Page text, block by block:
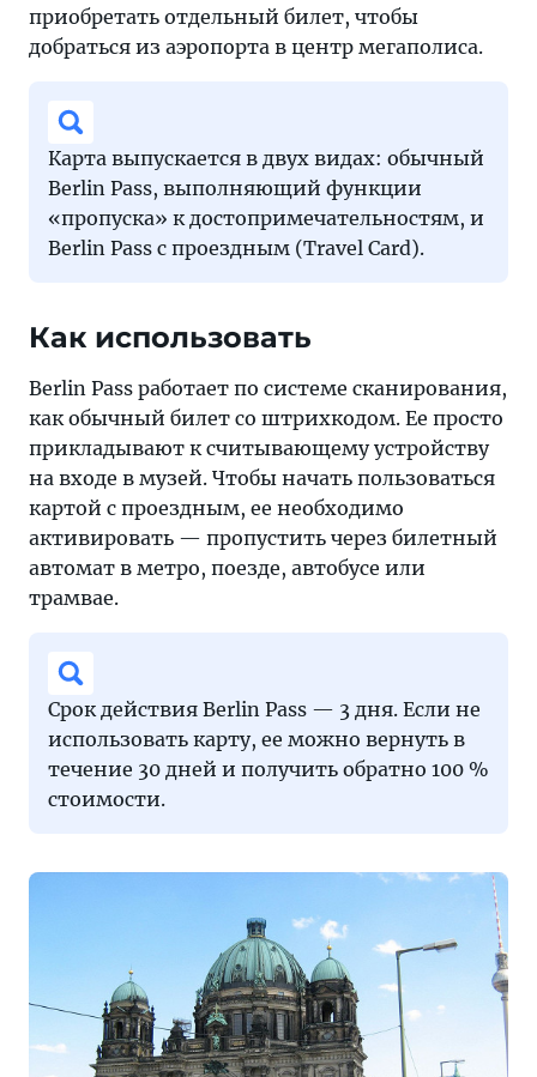
приобретать отдельный билет, чтобы
добраться из аэропорта в центр мегаполиса.
Карта выпускается в двух видах: обычный
Berlin Pass, выполняющий функции
«пропуска» к достопримечательностям, и
Berlin Pass с проездным (Travel Card).
Как использовать
Berlin Pass работает по системе сканирования,
как обычный билет со штрихкодом. Ее просто
прикладывают к считывающему устройству
на входе в музей. Чтобы начать пользоваться
картой с проездным, ее необходимо
активировать — пропустить через билетный
автомат в метро, поезде, автобусе или
трамвае.
Срок действия Berlin Pass — 3 дня. Если не
использовать карту, ее можно вернуть в
течение 30 дней и получить обратно 100 %
стоимости.